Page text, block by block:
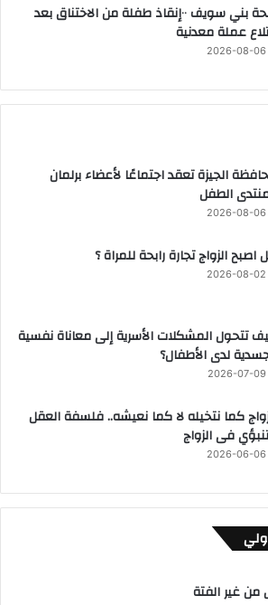
صحة بني سويف ٠٠إنقاذ طفلة من الاختناق بعد
عملة معدنية
2026-08-06
الجيزة تعقد اجتماعًا لأعضاء برلمان
الطفل
2026-08-06
اصبح الزواج تجارة رابحة للمراة ؟
2026-08-02
تتحول المشكلات الأسرية إلى معاناة نفسية
لدى الأطفال؟
2026-07-09
كما نتخيله لا كما نعيشه.. فلسفة العقل
فى الزواج
2026-06-06
غير الفتة